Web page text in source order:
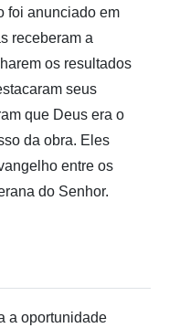
foi anunciado em
receberam a
os resultados
seus
que Deus era o
da obra. Eles
entre os
do Senhor.
a oportunidade